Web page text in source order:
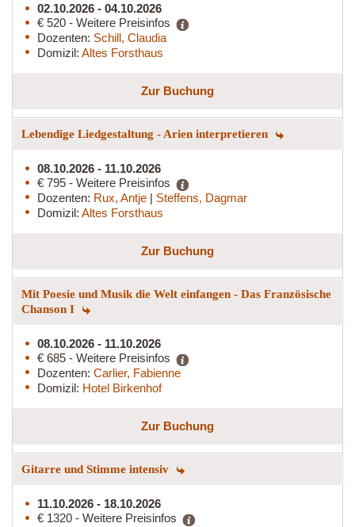
02.10.2026 - 04.10.2026
€ 520 - Weitere Preisinfos
Dozenten: Schill, Claudia
Domizil: Altes Forsthaus
Zur Buchung
Lebendige Liedgestaltung - Arien interpretieren
08.10.2026 - 11.10.2026
€ 795 - Weitere Preisinfos
Dozenten: Rux, Antje | Steffens, Dagmar
Domizil: Altes Forsthaus
Zur Buchung
Mit Poesie und Musik die Welt einfangen - Das Französische
Chanson I
08.10.2026 - 11.10.2026
€ 685 - Weitere Preisinfos
Dozenten: Carlier, Fabienne
Domizil: Hotel Birkenhof
Zur Buchung
Gitarre und Stimme intensiv
11.10.2026 - 18.10.2026
€ 1320 - Weitere Preisinfos